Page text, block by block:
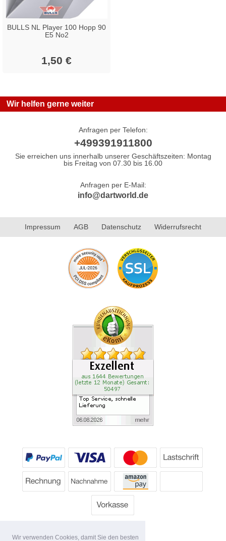
Wir verwenden Cookies, damit Sie den besten
BULLS NL Player 100 Hopp 90
E5 No2
1,50 €
Wir helfen gerne weiter
Anfragen per Telefon:
+499391911800
Sie erreichen uns innerhalb unserer Geschäftszeiten: Montag
bis Freitag von 07.30 bis 16.00
Anfragen per E-Mail:
info@dartworld.de
Impressum AGB Datenschutz Widerrufsrecht